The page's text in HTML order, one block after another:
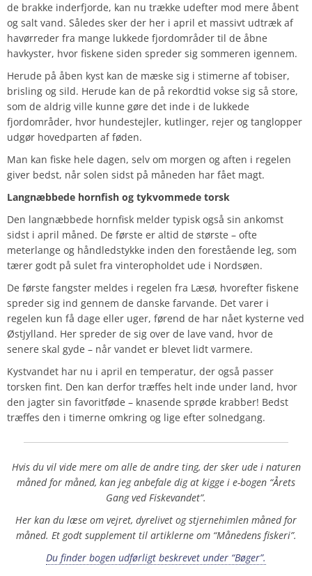
de brakke inderfjorde, kan nu trække udefter mod mere åbent
og salt vand. Således sker der her i april et massivt udtræk af
havørreder fra mange lukkede fjordområder til de åbne
havkyster, hvor fiskene siden spreder sig sommeren igennem.
Herude på åben kyst kan de mæske sig i stimerne af tobiser,
brisling og sild. Herude kan de på rekordtid vokse sig så store,
som de aldrig ville kunne gøre det inde i de lukkede
fjordområder, hvor hundestejler, kutlinger, rejer og tanglopper
udgør hovedparten af føden.
Man kan fiske hele dagen, selv om morgen og aften i regelen
giver bedst, når solen sidst på måneden har fået magt.
Langnæbbede hornfish og tykvommede torsk
Den langnæbbede hornfisk melder typisk også sin ankomst
sidst i april måned. De første er altid de største – ofte
meterlange og håndledstykke inden den forestående leg, som
tærer godt på sulet fra vinteropholdet ude i Nordsøen.
De første fangster meldes i regelen fra Læsø, hvorefter fiskene
spreder sig ind gennem de danske farvande. Det varer i
regelen kun få dage eller uger, førend de har nået kysterne ved
Østjylland. Her spreder de sig over de lave vand, hvor de
senere skal gyde – når vandet er blevet lidt varmere.
Kystvandet har nu i april en temperatur, der også passer
torsken fint. Den kan derfor træffes helt inde under land, hvor
den jagter sin favoritføde – knasende sprøde krabber! Bedst
træffes den i timerne omkring og lige efter solnedgang.
Hvis du vil vide mere om alle de andre ting, der sker ude i naturen
måned for måned, kan jeg anbefale dig at kigge i e-bogen “Årets
Gang ved Fiskevandet”.
Her kan du læse om vejret, dyrelivet og stjernehimlen måned for
måned. Et godt supplement til artiklerne om “Månedens fiskeri”.
Du finder bogen udførligt beskrevet under “Bøger”.